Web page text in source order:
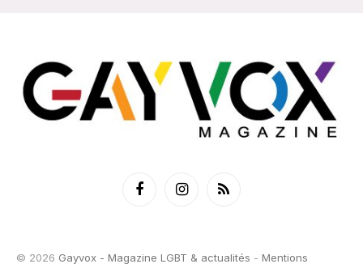
FacebookInstagramRSS
© 2026 Gayvox - Magazine LGBT & actualités - Mentions